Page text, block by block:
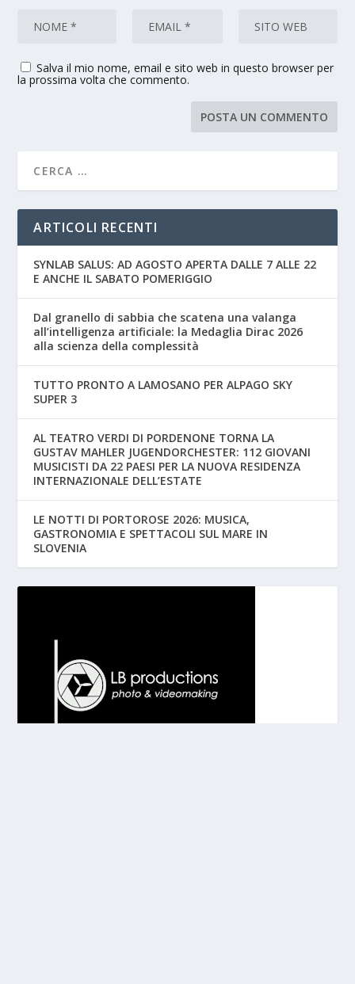
Salva il mio nome, email e sito web in questo browser per
la prossima volta che commento.
ARTICOLI RECENTI
SYNLAB SALUS: AD AGOSTO APERTA DALLE 7 ALLE 22
E ANCHE IL SABATO POMERIGGIO
Dal granello di sabbia che scatena una valanga
all’intelligenza artificiale: la Medaglia Dirac 2026
alla scienza della complessità
TUTTO PRONTO A LAMOSANO PER ALPAGO SKY
SUPER 3
AL TEATRO VERDI DI PORDENONE TORNA LA
GUSTAV MAHLER JUGENDORCHESTER: 112 GIOVANI
MUSICISTI DA 22 PAESI PER LA NUOVA RESIDENZA
INTERNAZIONALE DELL’ESTATE
LE NOTTI DI PORTOROSE 2026: MUSICA,
GASTRONOMIA E SPETTACOLI SUL MARE IN
SLOVENIA